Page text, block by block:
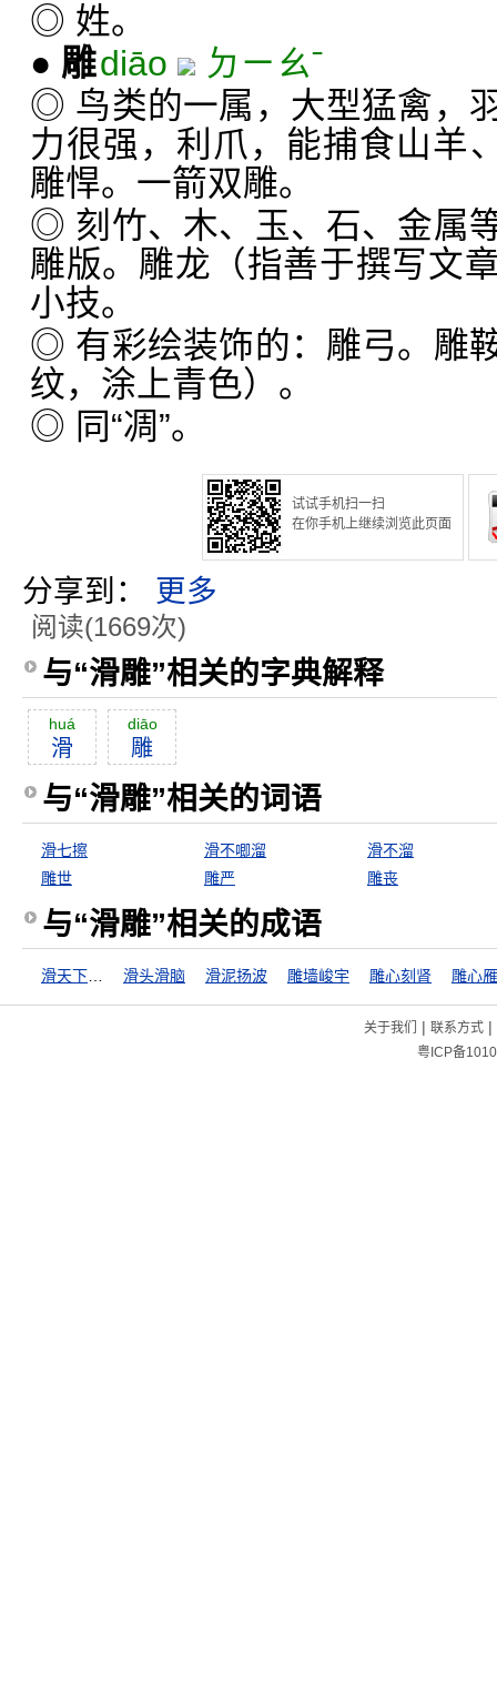
◎ 姓。
● 雕diāo
ㄉㄧㄠˉ
◎ 鸟类的一属，大型猛禽，
力很强，利爪，能捕食山羊
雕悍。一箭双雕。
◎ 刻竹、木、玉、石、金属
雕版。雕龙（指善于撰写文
小技。
◎ 有彩绘装饰的：雕弓。雕
纹，涂上青色）。
◎ 同“凋”。
试试手机扫一扫
在你手机上继续浏览此页面
分享到： 更多
阅读(1669次)
与“滑雕”相关的字典解释
huá
滑
diāo
雕
与“滑雕”相关的词语
滑七擦 滑不唧溜
滑不溜
雕世
雕严 雕丧
与“滑雕”相关的成语
滑头滑脑 滑泥扬波 雕墙峻宇 雕心刻肾 雕心
关于我们 | 联系方式|
粤ICP备